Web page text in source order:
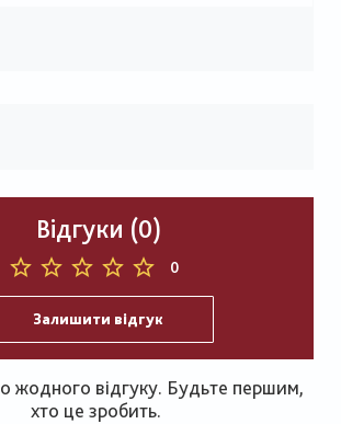
Відгуки (0)
0
Залишити відгук
жодного відгуку. Будьте першим,
хто це зробить.